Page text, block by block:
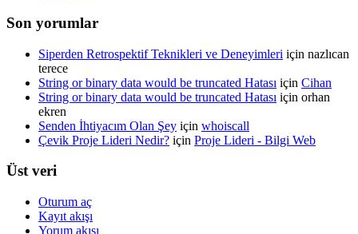
Son yorumlar
Siperden Retrospektif Teknikleri ve Deneyimleri için nazlıcan
terece
String or binary data would be truncated Hatası için Cihan
String or binary data would be truncated Hatası için orhan
ekren
Senden İhtiyacım Olan Şey için whoiscall
Çevik Proje Lideri Nedir? için Proje Lideri - Bilgi Web
Üst veri
Oturum aç
Kayıt akışı
Yorum akışı